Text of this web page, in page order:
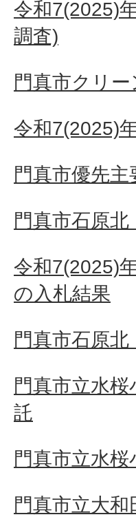
令和7(2025)
調査)
門真市クリ
令和7(2025)
門真市優先
門真市石原
令和7(2025)
の入札結果
門真市石原
門真市立水
託
門真市立水
門真市立大